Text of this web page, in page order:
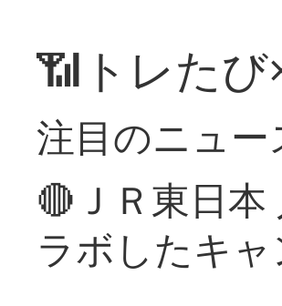
📶トレた
注目のニュー
🔴ＪＲ東日
ラボしたキ